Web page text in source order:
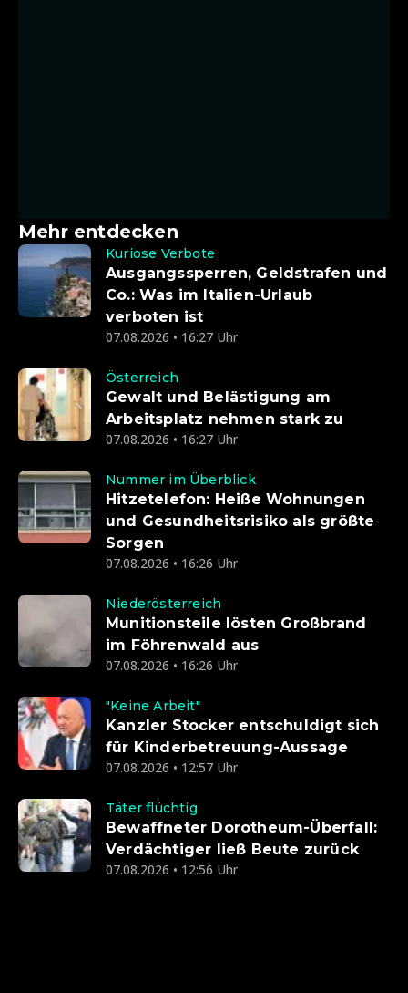
Mehr entdecken
Kuriose Verbote
Ausgangssperren, Geldstrafen und
Co.: Was im Italien-Urlaub
verboten ist
07.08.2026 • 16:27 Uhr
Österreich
Gewalt und Belästigung am
Arbeitsplatz nehmen stark zu
07.08.2026 • 16:27 Uhr
Nummer im Überblick
Hitzetelefon: Heiße Wohnungen
und Gesundheitsrisiko als größte
Sorgen
07.08.2026 • 16:26 Uhr
Niederösterreich
Munitionsteile lösten Großbrand
im Föhrenwald aus
07.08.2026 • 16:26 Uhr
"Keine Arbeit"
Kanzler Stocker entschuldigt sich
für Kinderbetreuung-Aussage
07.08.2026 • 12:57 Uhr
Täter flüchtig
Bewaffneter Dorotheum-Überfall:
Verdächtiger ließ Beute zurück
07.08.2026 • 12:56 Uhr